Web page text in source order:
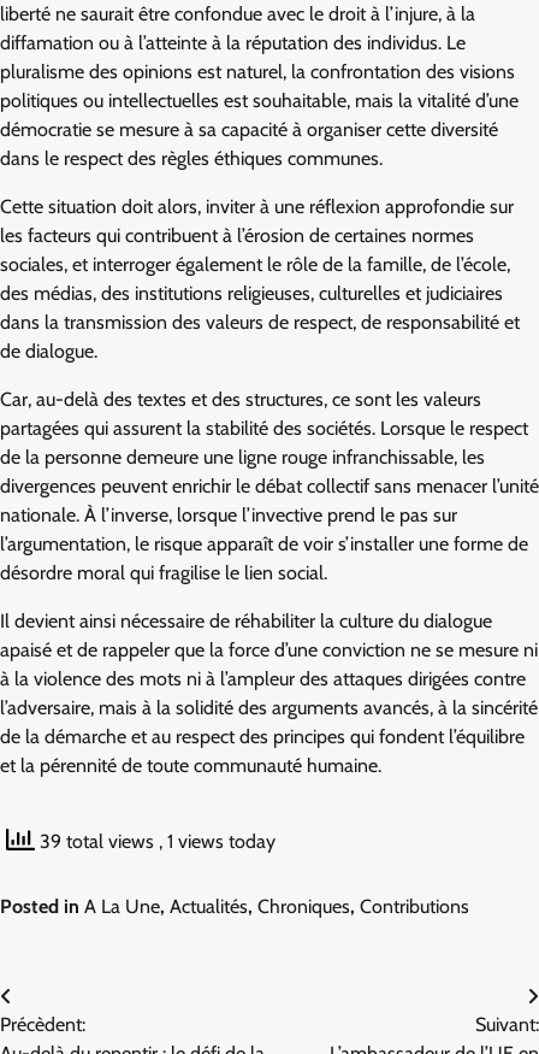
liberté ne saurait être confondue avec le droit à l’injure, à la
diffamation ou à l’atteinte à la réputation des individus. Le
pluralisme des opinions est naturel, la confrontation des visions
politiques ou intellectuelles est souhaitable, mais la vitalité d’une
démocratie se mesure à sa capacité à organiser cette diversité
dans le respect des règles éthiques communes.
Cette situation doit alors, inviter à une réflexion approfondie sur
les facteurs qui contribuent à l’érosion de certaines normes
sociales, et interroger également le rôle de la famille, de l’école,
des médias, des institutions religieuses, culturelles et judiciaires
dans la transmission des valeurs de respect, de responsabilité et
de dialogue.
Car, au-delà des textes et des structures, ce sont les valeurs
partagées qui assurent la stabilité des sociétés. Lorsque le respect
de la personne demeure une ligne rouge infranchissable, les
divergences peuvent enrichir le débat collectif sans menacer l’unité
nationale. À l’inverse, lorsque l’invective prend le pas sur
l’argumentation, le risque apparaît de voir s’installer une forme de
désordre moral qui fragilise le lien social.
Il devient ainsi nécessaire de réhabiliter la culture du dialogue
apaisé et de rappeler que la force d’une conviction ne se mesure ni
à la violence des mots ni à l’ampleur des attaques dirigées contre
l’adversaire, mais à la solidité des arguments avancés, à la sincérité
de la démarche et au respect des principes qui fondent l’équilibre
et la pérennité de toute communauté humaine.
39 total views , 1 views today
Posted in A La Une, Actualités, Chroniques, Contributions
Navigation
de
Précèdent:
Suivant: